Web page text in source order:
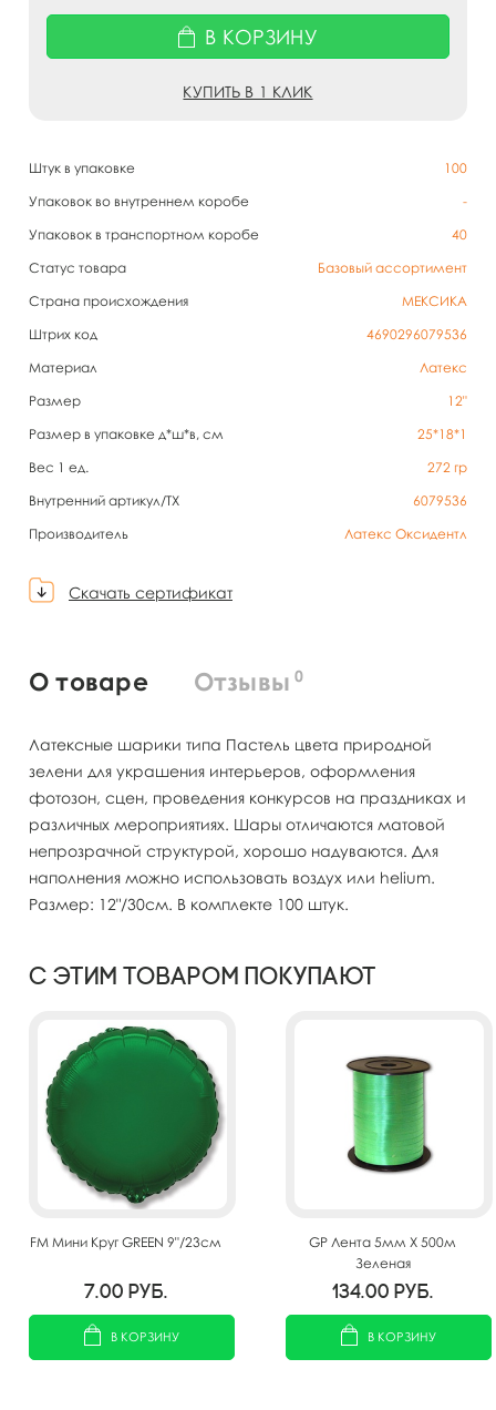
Штук в упаковке
100
Упаковок во внутреннем коробе
-
Упаковок в транспортном коробе
40
Статус товара
Базовый ассортимент
Страна происхождения
МЕКСИКА
Штрих код
4690296079536
Материал
Латекс
Размер
12"
Размер в упаковке д*ш*в, см
25*18*1
Вес 1 ед.
272 гр
Внутренний артикул/TX
6079536
Производитель
Латекс Оксидентл
Скачать сертификат
В КОРЗИНУ
КУПИТЬ В 1 КЛИК
О товаре Отзывы 0
Латексные шарики типа Пастель цвета природной
зелени для украшения интерьеров, оформления
фотозон, сцен, проведения конкурсов на праздниках и
различных мероприятиях. Шары отличаются матовой
непрозрачной структурой, хорошо надуваются. Для
наполнения можно использовать воздух или helium.
Размер: 12"/30см. В комплекте 100 штук.
С этим товаром покупают
FM Мини Круг GREEN 9"/23см
7.00 руб.
В КОРЗИНУ
GP Лента 5мм X 500м
Зеленая
134.00 руб.
В КОРЗИНУ